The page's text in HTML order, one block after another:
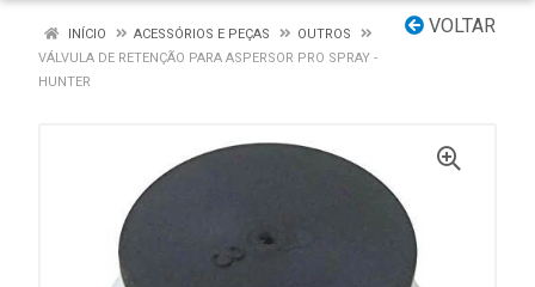
VOLTAR
INÍCIO ACESSÓRIOS E PEÇAS
OUTROS
VÁLVULA DE RETENÇÃO PARA ASPERSOR PRO SPRAY -
HUNTER